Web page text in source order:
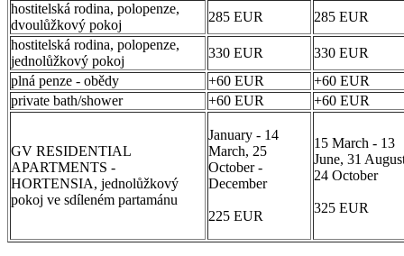
hostitelská rodina, polopenze,
dvoulůžkový pokoj
285 EUR
285 EUR
hostitelská rodina, polopenze,
jednolůžkový pokoj
330 EUR
330 EUR
plná penze - obědy
+60 EUR
+60 EUR
private bath/shower
+60 EUR +60 EUR
GV RESIDENTIAL
APARTMENTS -
HORTENSIA, jednolůžkový
pokoj ve sdíleném partamánu
January - 14
March, 25
October -
December
225 EUR
15 March - 13
June, 31
24 October
325 EUR